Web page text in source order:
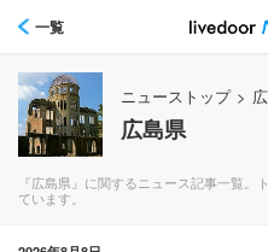
一覧
ニューストップ >
広島県
『広島県』に関するニュース記事一覧
ています。